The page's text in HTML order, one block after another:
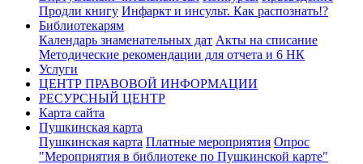
Продли книгу Инфаркт и инсульт. Как распознать!?
Библиотекарям
Календарь знаменательных дат Акты на списание
Методические рекомендации для отчета и 6 НК
Услуги
ЦЕНТР ПРАВОВОЙ ИНФОРМАЦИИ
РЕСУРСНЫЙ ЦЕНТР
Карта сайта
Пушкинская карта
Пушкинская карта Платные мероприятия Опрос
"Мероприятия в библиотеке по Пушкинской карте"